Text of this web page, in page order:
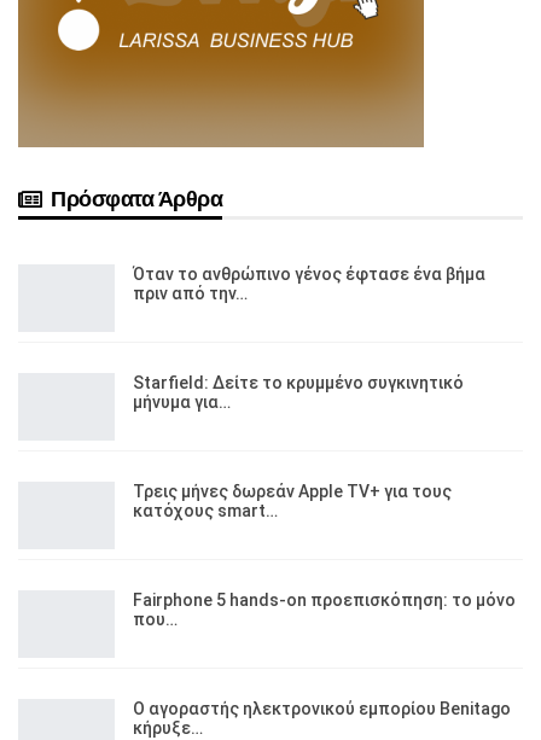
Πρόσφατα Άρθρα
Όταν το ανθρώπινο γένος έφτασε ένα βήμα
πριν από την…
Starfield: Δείτε το κρυμμένο συγκινητικό
μήνυμα για…
Τρεις μήνες δωρεάν Apple TV+ για τους
κατόχους smart…
Fairphone 5 hands-on προεπισκόπηση: το μόνο
που…
Ο αγοραστής ηλεκτρονικού εμπορίου Benitago
κήρυξε…